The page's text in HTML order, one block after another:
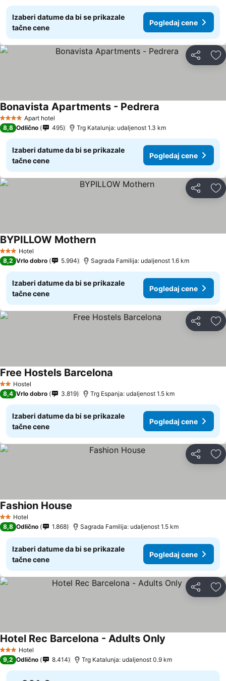
Izaberi datume da bi se prikazale
tačne cene
Pogledaj cene
Deli
4 ZvezdiceApart hotel
Bonavista Apartments - Pedrera
8,8 Odlično 495 Trg Katalunja: udaljenost 1.3 km
Izaberi datume da bi se prikazale
tačne cene
Pogledaj cene
Deli
3 Zvezdice
Hotel
BYPILLOW Mothern
8,2 Vrlo dobro 5.994 Sagrada Familija: udaljenost 1.6 km
Izaberi datume da bi se prikazale
tačne cene
Pogledaj cene
Deli
2 Zvezdice
Hostel
Free Hostels Barcelona
8,4 Vrlo dobro 3.819 Trg Espanja: udaljenost 1.5 km
Izaberi datume da bi se prikazale
tačne cene
Pogledaj cene
Deli
2 Zvezdice
Hotel
Fashion House
8,8 Odlično 1.868 Sagrada Familija: udaljenost 1.5 km
Izaberi datume da bi se prikazale
tačne cene
Pogledaj cene
Deli
3 Zvezdice
Hotel
Hotel Rec Barcelona - Adults Only
9,2 Odlično 8.414 Trg Katalunja: udaljenost 0.9 km